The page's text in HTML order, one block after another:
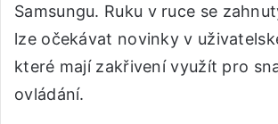
Samsungu. Ruku v ruce se
lze očekávat novinky v
které mají zakřivení využít pro
ovládání.